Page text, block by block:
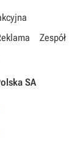
Zespół
SA